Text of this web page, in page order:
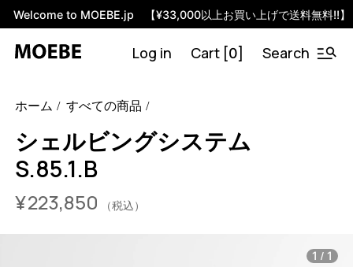
Welcome to MOEBE.jp 【¥33,000以上お買い上げで送料無料!!】
Log in Cart [0] Search
system-s-85-1-b?variant=46584610029800
S.85.1.B.OA.BL
0
ホーム すべての商品
シェルビングシステム
S.85.1.B
¥223,850 （税込）
1 / 1